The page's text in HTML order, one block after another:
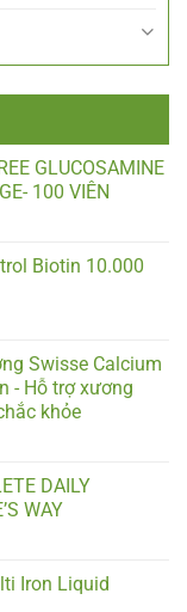
GLUCOSAMINE
100 VIÊN
Biotin 10.000
Swisse Calcium
- Hỗ trợ xương
khỏe
DAILY
WAY
Iron Liquid